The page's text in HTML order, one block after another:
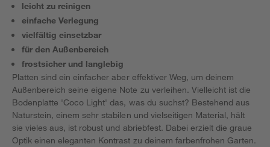
leicht zu reinigen
einfache Verlegung
vielfältig einsetzbar
für den Außenbereich
frostsicher und langlebig
Platten sind ein einfacher aber effektiver Weg, um deinem
Außenbereich seine eigene Note zu verleihen. Vielleicht ist die
Bodenplatte 'Coco Light' das, was du suchst? Bestehend aus
Naturstein, einem sehr stabilen und vielseitigen Material, hält
sie vieles aus, ist robust und abriebfest. Dabei erzielt die graue
Optik einen eleganten Kontrast zu deinem farbenfrohen Garten.